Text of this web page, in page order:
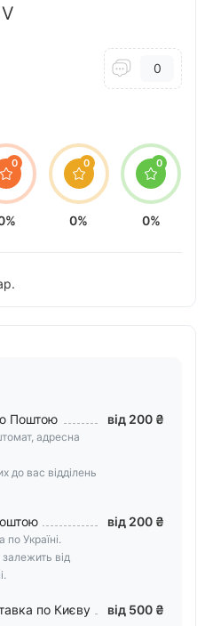
0
0 0
0%
0
0%
Поштою
адресна
до вас відділень
від 200 ₴
Україні.
від
від 200 ₴
по Києву від 500 ₴